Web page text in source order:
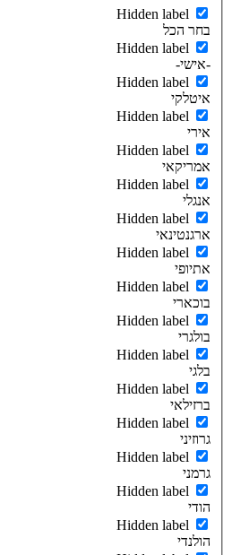
Hidden label
בחר הכל
Hidden label
-אישי-
Hidden label
איטלקי
Hidden label
אירי
Hidden label
אמריקאי
Hidden label
אנגלי
Hidden label
ארגנטינאי
Hidden label
אתיופי
Hidden label
בוכארי
Hidden label
בולגרי
Hidden label
בלגי
Hidden label
ברזילאי
Hidden label
גרוזיני
Hidden label
גרמני
Hidden label
הודי
Hidden label
הולנדי